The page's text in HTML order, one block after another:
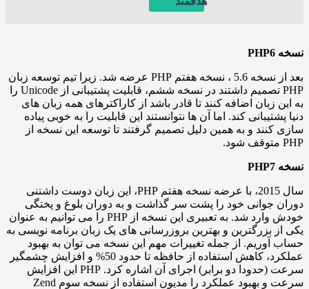
بعد از نسخه 5.6 ، نسخه هفتم PHP عرضه شد. زیرا تیم توسعه زبان
PHP تصمیم داشتند در نسخه ششم، قابلیت پشتیبانی از Unicode را
اضافه کنند تا قادر باشد از کاراکترهای همه زبان های
کند. اما آن ها نتوانستند این قابلیت را به خوبی پیاده
و به همین دلیل تصمیم گرفتند تا توسعه این نسخه از
سال 2015، با عرضه نسخه هفتم PHP، این زبان دوست داشتنی
خود را پشت سر گذاشت و به دوران بلوغ و پختگی
خودش وارد شد. به تعبیری این نسخه از PHP را می توانیم به عنوان
و بهترین بروزرسانی های یک زبان برنامه نویسی به
از جمله تغییرات مهم این نسخه می توان به بهبود
عملکرد، کاهش استفاده از حافظه تا حدود 50% و افزایش چشمگیر
سرعت (حدودا دو برابر) اجرای آن اشاره کرد. PHP این افزایش
سرعت و بهبود عملکرد را مدیون استفاده از نسخه سوم Zend